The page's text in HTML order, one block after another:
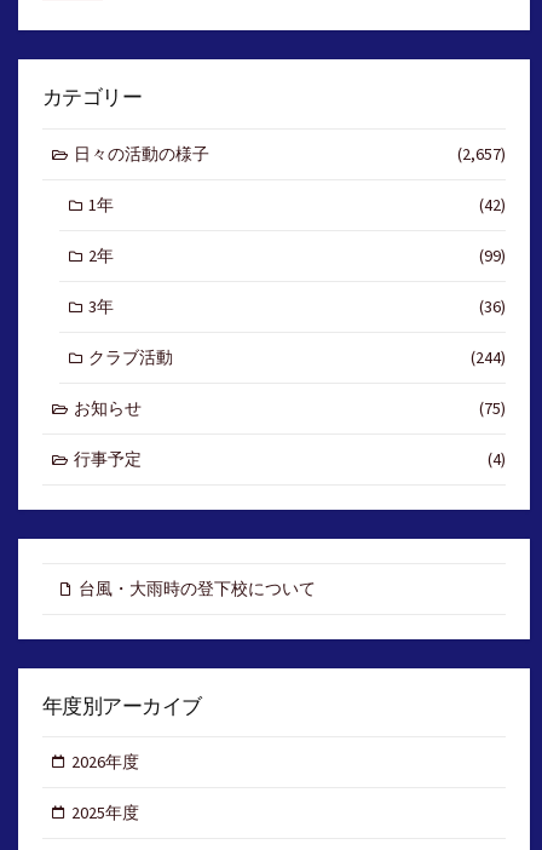
カテゴリー
日々の活動の様子 (2,657)
1年 (42)
2年 (99)
3年 (36)
クラブ活動 (244)
お知らせ (75)
行事予定 (4)
台風・大雨時の登下校について
年度別アーカイブ
2026年度
2025年度